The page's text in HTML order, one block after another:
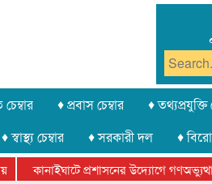
♦ প্রবাস চেম্বার ♦ তথ্যপ্রযুক্তি
♦ স্বাস্থ্য চেম্বার ♦ সরকারী দল ♦
কানাইঘাটে প্রশাসনের উদ্যোগে